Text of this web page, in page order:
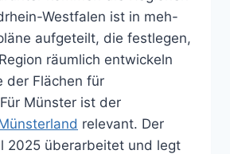
Westfalen ist in meh-
aufgeteilt, die festlegen,
räumlich entwickeln
der Flächen für
Münster ist der
relevant. Der
2025 überarbeitet und legt